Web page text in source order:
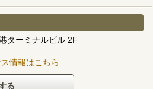
ターミナルビル 2F
情報はこちら